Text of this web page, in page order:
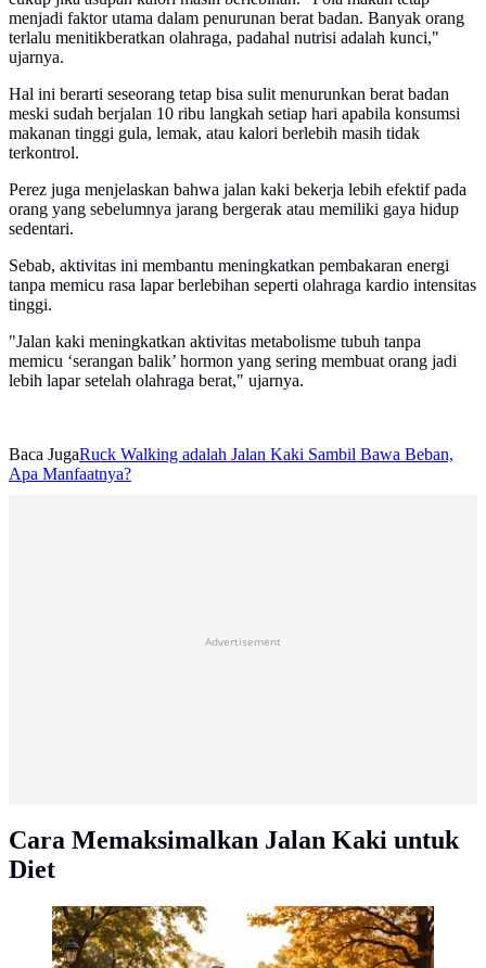
menjadi faktor utama dalam penurunan berat badan. Banyak orang
terlalu menitikberatkan olahraga, padahal nutrisi adalah kunci,"
ujarnya.
Hal ini berarti seseorang tetap bisa sulit menurunkan berat badan
meski sudah berjalan 10 ribu langkah setiap hari apabila konsumsi
makanan tinggi gula, lemak, atau kalori berlebih masih tidak
terkontrol.
Perez juga menjelaskan bahwa jalan kaki bekerja lebih efektif pada
orang yang sebelumnya jarang bergerak atau memiliki gaya hidup
sedentari.
Sebab, aktivitas ini membantu meningkatkan pembakaran energi
tanpa memicu rasa lapar berlebihan seperti olahraga kardio intensitas
tinggi.
"Jalan kaki meningkatkan aktivitas metabolisme tubuh tanpa
memicu ‘serangan balik’ hormon yang sering membuat orang jadi
lebih lapar setelah olahraga berat," ujarnya.
Baca JugaRuck Walking adalah Jalan Kaki Sambil Bawa Beban,
Apa Manfaatnya?
Advertisement
Cara Memaksimalkan Jalan Kaki untuk
Diet